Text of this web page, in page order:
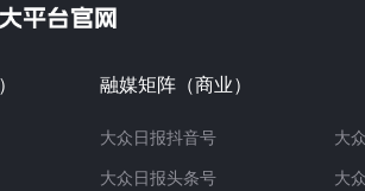
融媒矩阵（商业）
大众日报抖音号
大众日报头条号
大
大